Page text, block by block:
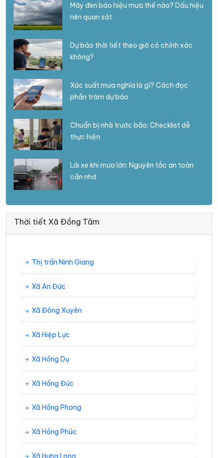
Mây đen báo hiệu mưa thế nào? Dấu hiệu
nên quan sát
Dự báo thời tiết theo giờ có chính xác
không?
Xác suất mưa nghĩa là gì? Cách đọc
phần trăm dự báo
Chuẩn bị nhà trước bão: Checklist dễ
thực hiện
Lái xe khi mưa lớn: Nguyên tắc an toàn
cần nhớ
Thời tiết Xã Đồng Tâm
Thị trấn Ninh Giang
Xã An Đức
Xã Đông Xuyên
Xã Hiệp Lực
Xã Hồng Dụ
Xã Hồng Đức
Xã Hồng Phong
Xã Hồng Phúc
Xã Hưng Long